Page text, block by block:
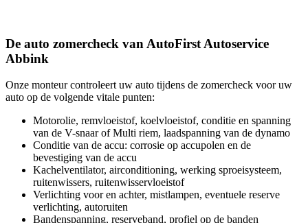
De auto zomercheck van AutoFirst Autoservice
Abbink
Onze monteur controleert uw auto tijdens de zomercheck voor uw
auto op de volgende vitale punten:
Motorolie, remvloeistof, koelvloeistof, conditie en spanning
van de V-snaar of Multi riem, laadspanning van de dynamo
Conditie van de accu: corrosie op accupolen en de
bevestiging van de accu
Kachelventilator, airconditioning, werking sproeisysteem,
ruitenwissers, ruitenwisservloeistof
Verlichting voor en achter, mistlampen, eventuele reserve
verlichting, autoruiten
Bandenspanning, reserveband, profiel op de banden